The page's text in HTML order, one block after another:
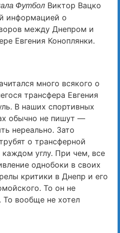
Футбол Виктор Вацко
информацией о
между Днепром и
Евгения Коноплянки.
много всякого о
трансфера Евгения
В наших спортивных
обычно не пишут —
нереально. Зато
о трансферной
каждом углу. При чем, все
однобоки в своих
критики в Днепр и его
То он не
То вообще не хотел